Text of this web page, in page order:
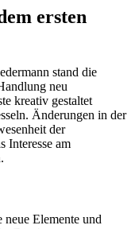
ersten
stand die
neu
kreativ gestaltet
Änderungen in der
der
Interesse am
Elemente und